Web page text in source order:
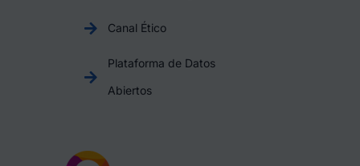
Canal Ético
Plataforma de Datos
Abiertos